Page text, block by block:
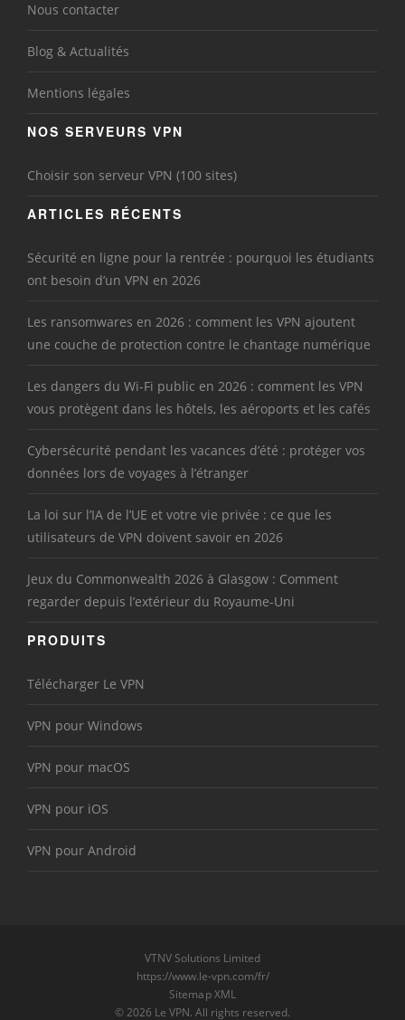
Nous contacter
Blog & Actualités
Mentions légales
NOS SERVEURS VPN
Choisir son serveur VPN (100 sites)
ARTICLES RÉCENTS
Sécurité en ligne pour la rentrée : pourquoi les étudiants
ont besoin d’un VPN en 2026
Les ransomwares en 2026 : comment les VPN ajoutent
une couche de protection contre le chantage numérique
Les dangers du Wi-Fi public en 2026 : comment les VPN
vous protègent dans les hôtels, les aéroports et les cafés
Cybersécurité pendant les vacances d’été : protéger vos
données lors de voyages à l’étranger
La loi sur l’IA de l’UE et votre vie privée : ce que les
utilisateurs de VPN doivent savoir en 2026
Jeux du Commonwealth 2026 à Glasgow : Comment
regarder depuis l’extérieur du Royaume-Uni
PRODUITS
Télécharger Le VPN
VPN pour Windows
VPN pour macOS
VPN pour iOS
VPN pour Android
VTNV Solutions Limited
https://www.le-vpn.com/fr/
Sitemap XML
© 2026 Le VPN. All rights reserved.